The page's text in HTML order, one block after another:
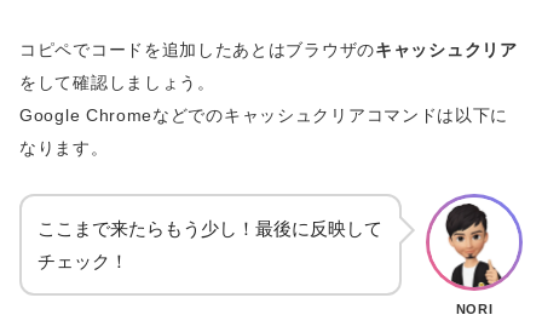
<?php if ( get_comment_pages_count() > 1 && get_option(
<nav class="navigation comment-navigation cf"
      </nav>
    <?php endif; ?>
    <?php if ( ! comments_open() ) : ?>
<p class="no-comments"><?php echo '現在コメントは受け付け
コピペでコードを追加したあとはブラウザのキャッシュクリア
をして確認しましょう。
Google Chromeなどでのキャッシュクリアコマンドは以下に
なります。
ここまで来たらもう少し！最後に反映して
チェック！
NORI